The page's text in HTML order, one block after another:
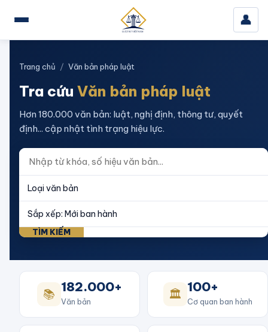
👤
Trang chủ / Văn bản pháp luật
Tra cứu Văn bản pháp luật
Hơn 180.000 văn bản: luật, nghị định, thông tư, quyết
định... cập nhật tình trạng hiệu lực.
TÌM KIẾM
📚 182.000+
Văn bản 🏛️ 100+
Cơ quan ban hành